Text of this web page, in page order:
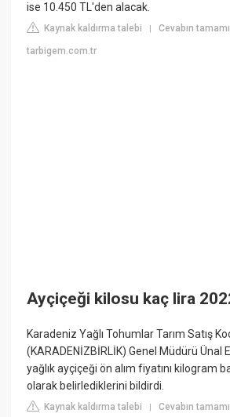
ise 10.450 TL'den alacak.
Kaynak kaldırma talebi |Cevabın
tarbigem.com.tr
Ayçiçeği kilosu kaç lira
Karadeniz Yağlı Tohumlar Tarım Satış
(KARADENİZBİRLİK) Genel Müdürü Ünal
yağlık ayçiçeği ön alım fiyatını kilogram
olarak belirlediklerini bildirdi.
Kaynak kaldırma talebi |Cevabın